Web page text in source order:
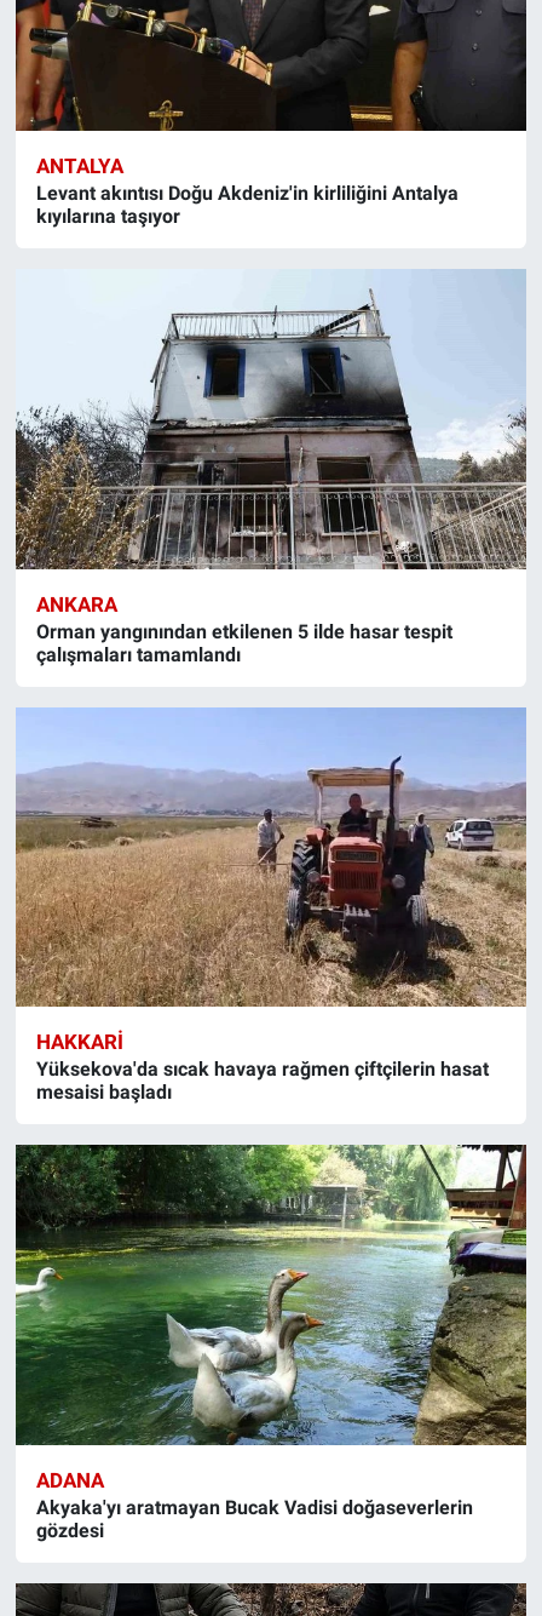
ANTALYA
Levant akıntısı Doğu Akdeniz'in kirliliğini Antalya
kıyılarına taşıyor
ANKARA
Orman yangınından etkilenen 5 ilde hasar tespit
çalışmaları tamamlandı
HAKKARI
Yüksekova'da sıcak havaya rağmen çiftçilerin hasat
mesaisi başladı
ADANA
Akyaka'yı aratmayan Bucak Vadisi doğaseverlerin
gözdesi